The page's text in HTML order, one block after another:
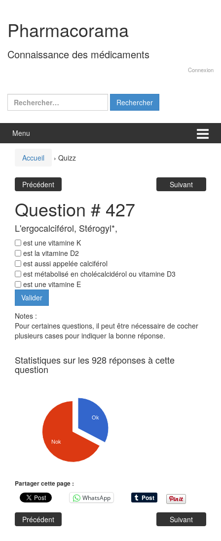
contenu
menu
principal
Pharmacorama
Connaissance des médicaments
Connexion
Rechercher :
Menu
Accueil › Quizz
Précédent Suivant
Question # 427
L'ergocalciférol, Stérogyl*,
est une vitamine K
est la vitamine D2
est aussi appelée calciférol
est métabolisé en cholécalcidérol ou vitamine D3
est une vitamine E
Notes :
Pour certaines questions, il peut être nécessaire de cocher
plusieurs cases pour indiquer la bonne réponse.
Statistiques sur les 928 réponses à cette
question
Ok
Nok
Partager cette page :
WhatsApp
Précédent Suivant